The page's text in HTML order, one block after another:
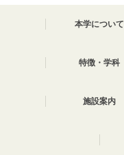
本学について
特徴・学科
施設案内